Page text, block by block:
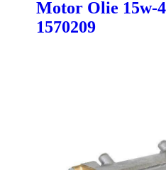
Motor Olie 15w-
1570209